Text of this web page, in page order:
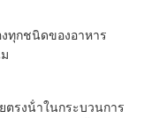
ทุกชนิดของอาหาร
ตรงน้ําในกระบวนการ